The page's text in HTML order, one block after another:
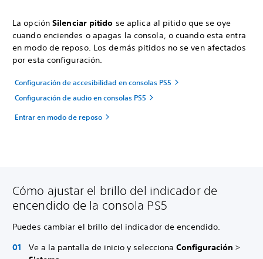
La opción Silenciar pitido se aplica al pitido que se oye
cuando enciendes o apagas la consola, o cuando esta entra
en modo de reposo. Los demás pitidos no se ven afectados
por esta configuración.
Configuración de accesibilidad en consolas PS5
Configuración de audio en consolas PS5
Entrar en modo de reposo
Cómo ajustar el brillo del indicador de
encendido de la consola PS5
Puedes cambiar el brillo del indicador de encendido.
Ve a la pantalla de inicio y selecciona Configuración >